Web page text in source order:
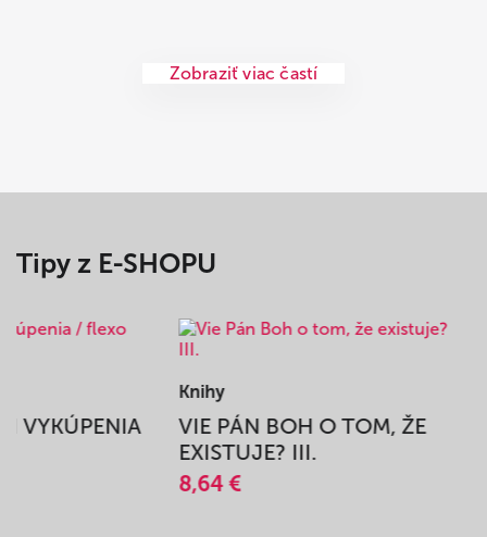
Zobraziť viac častí
Tipy z E-SHOPU
VYKÚPENIA
Knihy
VIE PÁN BOH O TOM, ŽE
EXISTUJE? III.
8,64 €